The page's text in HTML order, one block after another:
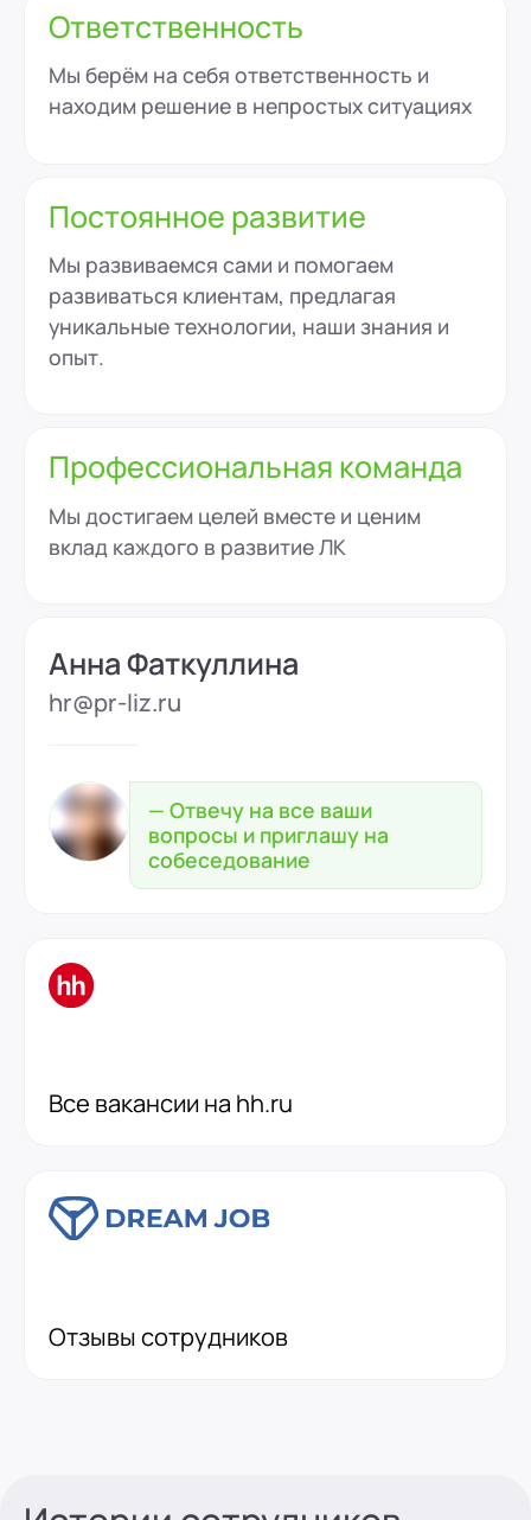
Ответственность
Мы берём на себя ответственность и
находим решение в непростых ситуациях
Постоянное развитие
Мы развиваемся сами и помогаем
развиваться клиентам, предлагая
уникальные технологии, наши знания и
опыт.
Профессиональная команда
Мы достигаем целей вместе и ценим
вклад каждого в развитие ЛК
Анна Фаткуллина
hr@pr-liz.ru
— Отвечу на все ваши
вопросы и приглашу на
собеседование
Все вакансии на hh.ru
Отзывы сотрудников